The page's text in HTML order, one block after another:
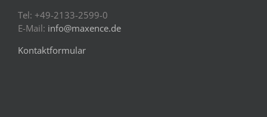
Tel: +49-2133-2599-0
E-Mail: info@maxence.de
Kontaktformular